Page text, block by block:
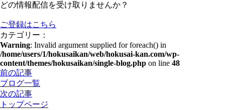
どの情報配信を受け取りませんか？
ご登録はこちら
カテゴリー：
Warning: Invalid argument supplied for foreach() in
/home/users/1/hokusaikan/web/hokusai-kan.com/wp-
content/themes/hokusaikan/single-blog.php on line 48
前の記事
ブログ一覧
次の記事
トップページ